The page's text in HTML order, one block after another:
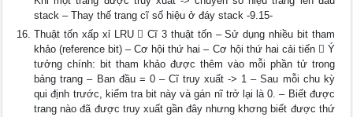
stack – Thay thế trang cĩ số hiệu ở đáy stack -9.15-
Thuật tốn xấp xỉ LRU  Cĩ 3 thuật tốn – Sử dụng nhiều bit tham
khảo (reference bit) – Cơ hội thứ hai – Cơ hội thứ hai cải tiến  Ý
tưởng chính: bit tham khảo được thêm vào mỗi phần tử trong
bảng trang – Ban đầu = 0 – Cĩ truy xuất -> 1 – Sau mỗi chu kỳ
qui định trước, kiểm tra bit này và gán nĩ trở lại là 0. – Biết được
trang nào đã được truy xuất gần đây nhưng khơng biết được thứ